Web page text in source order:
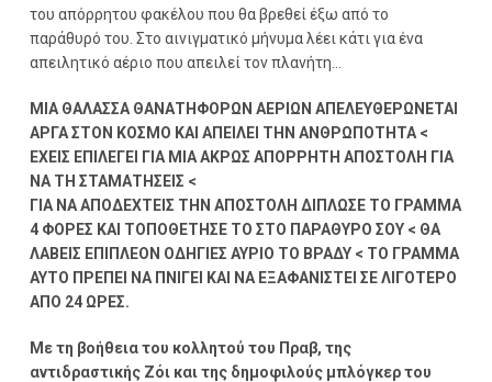
του απόρρητου φακέλου που θα βρεθεί έξω από το
παράθυρό του. Στο αινιγματικό μήνυμα λέει κάτι για ένα
απειλητικό αέριο που απειλεί τον πλανήτη…
ΜΙΑ ΘΑΛΑΣΣΑ ΘΑΝΑΤΗΦΟΡΩΝ ΑΕΡΙΩΝ ΑΠΕΛΕΥΘΕΡΩΝΕΤΑΙ
ΑΡΓΑ ΣΤΟΝ ΚΟΣΜΟ ΚΑΙ ΑΠΕΙΛΕΙ ΤΗΝ ΑΝΘΡΩΠΟΤΗΤΑ <
ΕΧΕΙΣ ΕΠΙΛΕΓΕΙ ΓΙΑ ΜΙΑ ΑΚΡΩΣ ΑΠΟΡΡΗΤΗ ΑΠΟΣΤΟΛΗ ΓΙΑ
ΝΑ ΤΗ ΣΤΑΜΑΤΗΣΕΙΣ <
ΓΙΑ ΝΑ ΑΠΟΔΕΧΤΕΙΣ ΤΗΝ ΑΠΟΣΤΟΛΗ ΔΙΠΛΩΣΕ ΤΟ ΓΡΑΜΜΑ
4 ΦΟΡΕΣ ΚΑΙ ΤΟΠΟΘΕΤΗΣΕ ΤΟ ΣΤΟ ΠΑΡΑΘΥΡΟ ΣΟΥ < ΘΑ
ΛΑΒΕΙΣ ΕΠΙΠΛΕΟΝ ΟΔΗΓΙΕΣ ΑΥΡΙΟ ΤΟ ΒΡΑΔΥ < ΤΟ ΓΡΑΜΜΑ
ΑΥΤΟ ΠΡΕΠΕΙ ΝΑ ΠΝΙΓΕΙ ΚΑΙ ΝΑ ΕΞΑΦΑΝΙΣΤΕΙ ΣΕ ΛΙΓΟΤΕΡΟ
ΑΠΟ 24 ΩΡΕΣ.
Με τη βοήθεια του κολλητού του Πραβ, της
αντιδραστικής Ζόι και της δημοφιλούς μπλόγκερ του